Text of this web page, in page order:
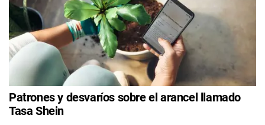
Patrones y desvaríos sobre el arancel llamado
Tasa Shein